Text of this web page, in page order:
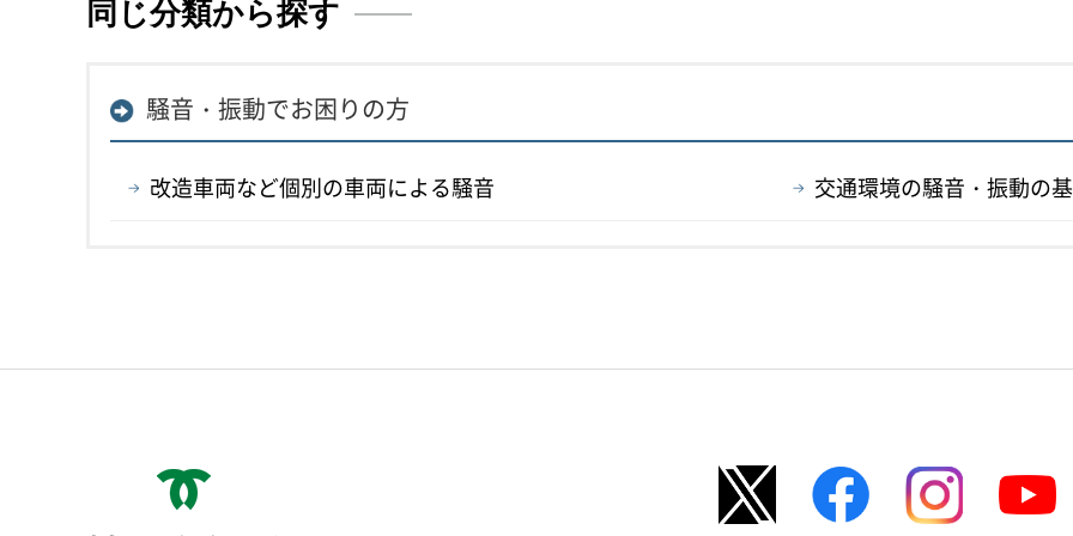
同じ分類から探す
騒音・振動でお困りの方
改造車両など個別の車両による騒音 交通環境の騒音・振動の
神戸市役所